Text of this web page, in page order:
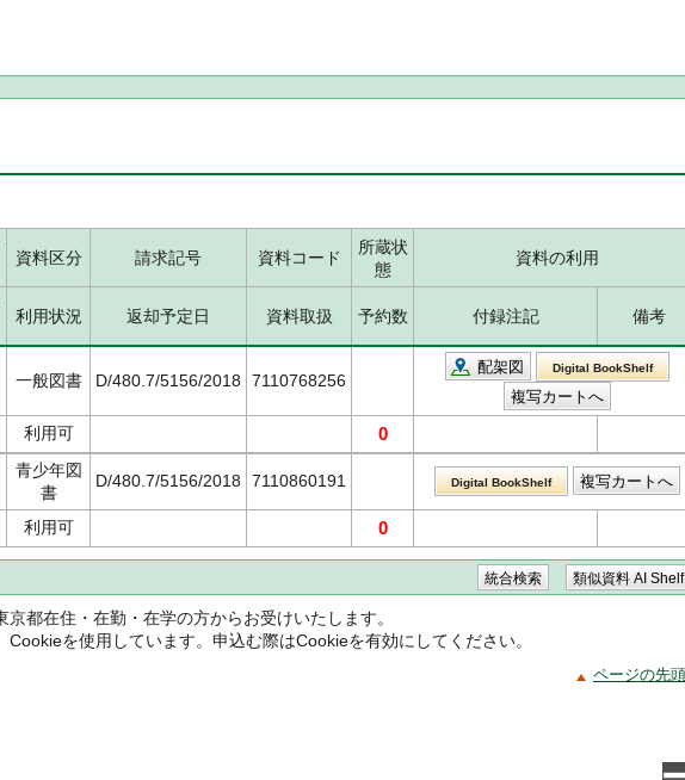
資料区分 請求記号 資料コード
所蔵状
態
資料の利用
利用状況 返却予定日 資料取扱 予約数 付録注記 備考
一般図書 D/480.7/5156/2018 7110768256
配架図 Digital BookShelf
利用可 0
青少年図
書
D/480.7/5156/2018 7110860191 Digital BookShelf
利用可 0
京都在住・在勤・在学の方からお受けいたします。
Cookieを使用しています。申込む際はCookieを有効にしてください。
ページの先